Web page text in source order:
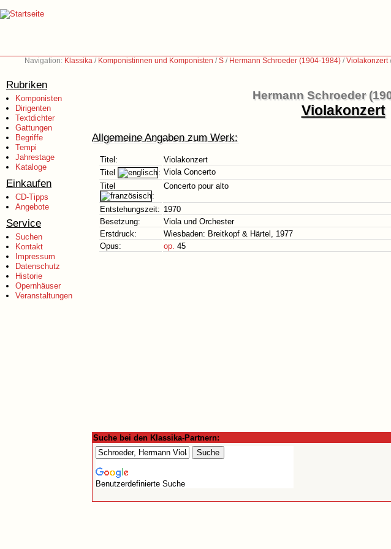
Navigation: Klassika / Komponistinnen und Komponisten /S / Hermann Schroeder (1904-1984) /Violakonzert
Rubriken
Komponisten
Dirigenten
Textdichter
Gattungen
Begriffe
Tempi
Jahrestage
Kataloge
Einkaufen
CD-Tipps
Angebote
Service
Suchen
Kontakt
Impressum
Datenschutz
Historie
Opernhäuser
Veranstaltungen
Hermann Schroeder
Violakonzert
Allgemeine Angaben zum Werk:
Titel:
Violakonzert
Titel
: Viola Concerto
Titel
:
Concerto pour alto
Entstehungszeit: 1970
Besetzung:
Viola und Orchester
Erstdruck:
Wiesbaden: Breitkopf & Härtel, 1977
Opus:
op. 45
Suche bei den Klassika-Partnern:
Benutzerdefinierte Suche